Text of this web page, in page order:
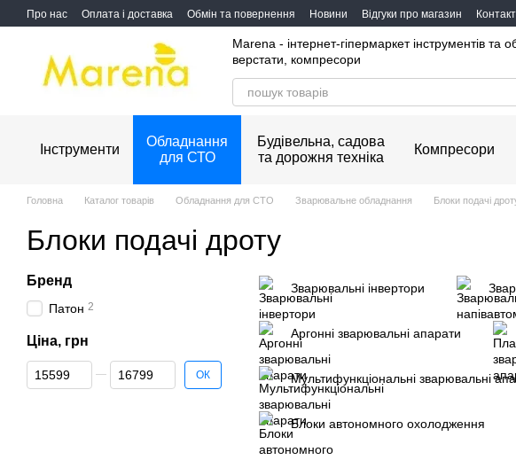
Перейти до основного контенту
Про нас Оплата і доставка Обмін та повернення Новини Відгуки про магазин
Marena - інтернет-гіпермаркет інструментів та
верстати, компресори
Інструменти
Обладнання
для СТО
Будівельна, садова
та дорожня техніка
Компресори
Головна Каталог товарів Обладнання для СТО Зварювальне обладнання Блоки подачі
Блоки подачі дроту
Зварювальні інвертори
Аргонні зварювальні апарати
Мультифункціональні зварювальні
Блоки автономного охолодження
Бренд
Патон 2
Ціна, грн
Від Ціна, грн
До Ціна, грн ОК